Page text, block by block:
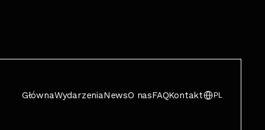
GłównaWydarzeniaNewsO nasFAQKontakt PL